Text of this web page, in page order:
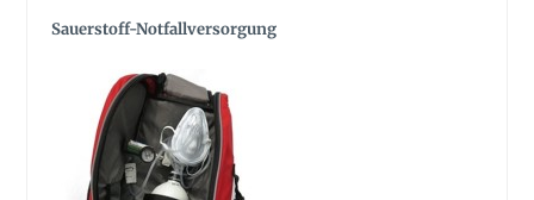
Sauerstoff-Notfallversorgung